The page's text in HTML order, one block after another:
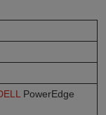
PowerEdge